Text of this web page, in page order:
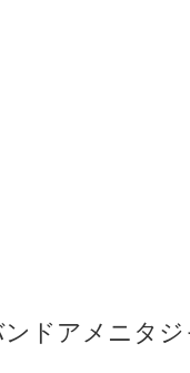
ドアメニタ